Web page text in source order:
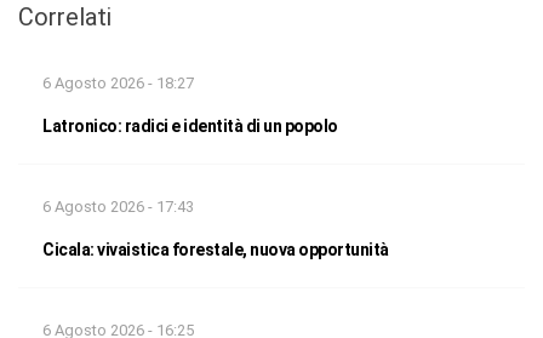
Correlati
6 Agosto 2026 - 18:27
Latronico: radici e identità di un popolo
6 Agosto 2026 - 17:43
Cicala: vivaistica forestale, nuova opportunità
6 Agosto 2026 - 16:25